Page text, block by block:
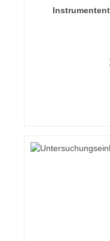
Durchschnittliche